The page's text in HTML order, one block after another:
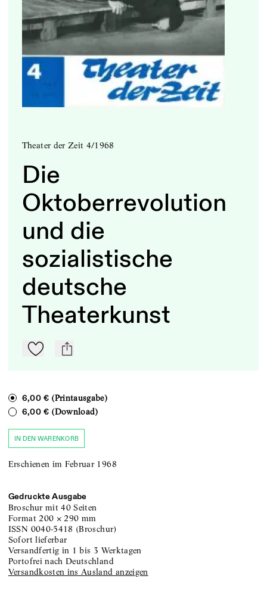
Theater der Zeit 4/1968
Die
Oktoberrevolution
und die
sozialistische
deutsche
Theaterkunst
Zu Mein-TdZ hinzufügen
mail
6,00 €(Printausgabe)
6,00 €(Download)
IN DEN WARENKORB
Erschienen im Februar 1968
Gedruckte Ausgabe
Broschur mit 40 Seiten
Format200 ×290 mm
ISSN 0040-5418 (Broschur)
sofort lieferbar
versandfertig in 1 bis 3 Werktagen
portofrei nach Deutschland
Versandkosten ins Ausland anzeigen